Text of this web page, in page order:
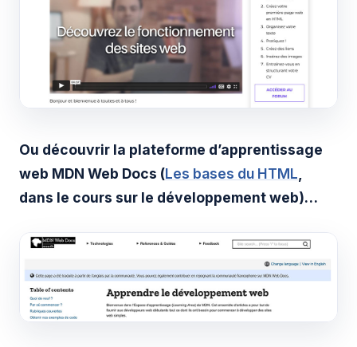
Ou découvrir la plateforme d’apprentissage
web MDN Web Docs (Les bases du HTML,
dans le cours sur le développement web)…